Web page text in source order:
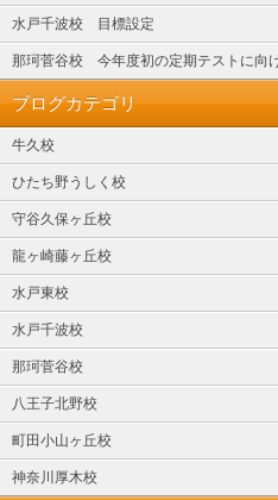
水戸千波校 目標設定
那珂菅谷校 今年度初の定期テストに向
ブログカテゴリ
牛久校
ひたち野うしく校
守谷久保ヶ丘校
龍ヶ崎藤ヶ丘校
水戸東校
水戸千波校
那珂菅谷校
八王子北野校
町田小山ヶ丘校
神奈川厚木校